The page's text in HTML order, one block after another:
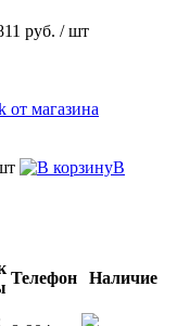
руб. / шт
В
Телефон
Наличие